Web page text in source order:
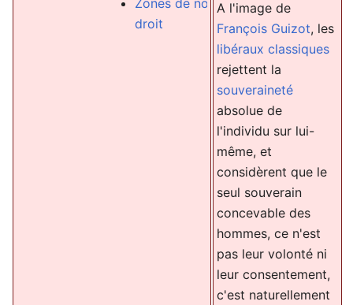
Zones de non-
droit
Constitution
Constitution
suisse
État
État minimal
Étatisme
Raison d'État
Démarchie
A l'image de
François Guizot, les
libéraux classiques
rejettent la
souveraineté
absolue de
l'individu sur lui-
même, et
considèrent que le
seul souverain
concevable des
hommes, ce n'est
pas leur volonté ni
leur consentement,
c'est naturellement